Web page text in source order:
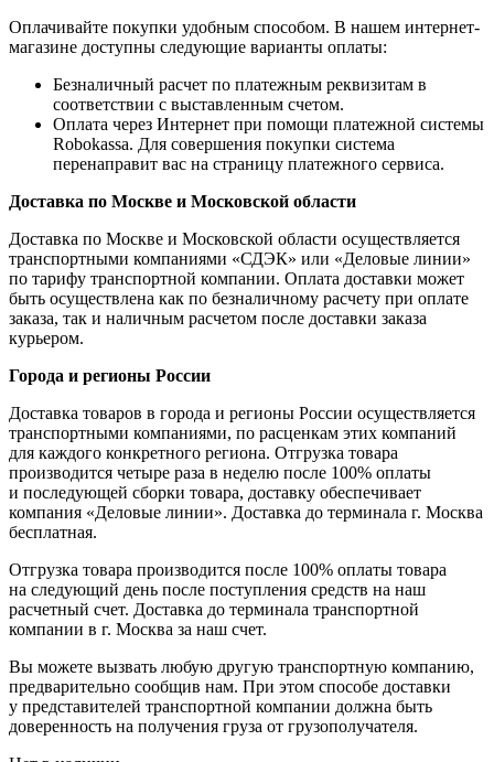
Оплачивайте покупки удобным способом. В нашем интернет-
магазине доступны следующие варианты оплаты:
Безналичный расчет по платежным реквизитам в
соответствии с выставленным счетом.
Оплата через Интернет при помощи платежной системы
Robokassa. Для совершения покупки система
перенаправит вас на страницу платежного сервиса.
Доставка по Москве и Московской области
Доставка по Москве и Московской области осуществляется
транспортными компаниями «СДЭК» или «Деловые линии»
по тарифу транспортной компании. Оплата доставки может
быть осуществлена как по безналичному расчету при оплате
заказа, так и наличным расчетом после доставки заказа
курьером.
Города и регионы России
Доставка товаров в города и регионы России осуществляется
транспортными компаниями, по расценкам этих компаний
для каждого конкретного региона. Отгрузка товара
производится четыре раза в неделю после 100% оплаты
и последующей сборки товара, доставку обеспечивает
компания «Деловые линии». Доставка до терминала г. Москва
бесплатная.
Отгрузка товара производится после 100% оплаты товара
на следующий день после поступления средств на наш
расчетный счет. Доставка до терминала транспортной
компании в г. Москва за наш счет.
Вы можете вызвать любую другую транспортную компанию,
предварительно сообщив нам. При этом способе доставки
у представителей транспортной компании должна быть
доверенность на получения груза от грузополучателя.